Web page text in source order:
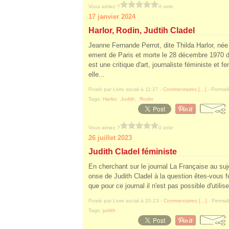
Vous aimez ? 0 vote
17 janvier 2024
Harlor, Rodin, Judtih Cladel
Jeanne Fernande Perrot, dite Thilda Harlor,
ement de Paris et morte le 28 décembre 1970
est une critique d'art, journaliste féministe et
elle...
Posté par Livre social à 11:27 - Commentaires [ ] -
Tags: Harlor, Judtih Rodin
Vous aimez ? 0 vote
26 juillet 2023
Judith Cladel féministe
En cherchant sur le journal La Française au
onse de Judith Cladel à la question êtes-vous
que pour ce journal il n'est pas possible
Posté par Livre social à 20:23 - Commentaires [ ] -
Tags: judith